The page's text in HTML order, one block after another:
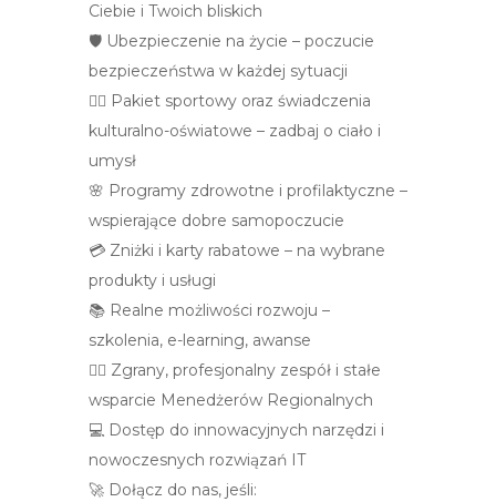
Ciebie i Twoich bliskich
🛡️ Ubezpieczenie na życie – poczucie
bezpieczeństwa w każdej sytuacji
🏃‍♀️ Pakiet sportowy oraz świadczenia
kulturalno-oświatowe – zadbaj o ciało i
umysł
🌸 Programy zdrowotne i profilaktyczne –
wspierające dobre samopoczucie
💳 Zniżki i karty rabatowe – na wybrane
produkty i usługi
📚 Realne możliwości rozwoju –
szkolenia, e-learning, awanse
👩‍⚕️ Zgrany, profesjonalny zespół i stałe
wsparcie Menedżerów Regionalnych
💻 Dostęp do innowacyjnych narzędzi i
nowoczesnych rozwiązań IT
🚀 Dołącz do nas, jeśli: